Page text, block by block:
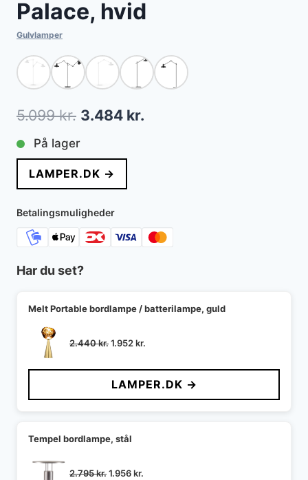
Palace, hvid
Gulvlamper
5.099kr. Den
oprindelige
pris
var:
5.099 kr..
3.484 kr.
På lager
LAMPER.DK →
Betalingsmuligheder
Har du set?
Melt Portable bordlampe / batterilampe, guld
2.440kr.Den
pris
var:
2.440 kr..
1.952kr.
pris
er:
1.952 kr..
LAMPER.DK →
Tempel bordlampe, stål
2.795kr.Den
1.956kr.